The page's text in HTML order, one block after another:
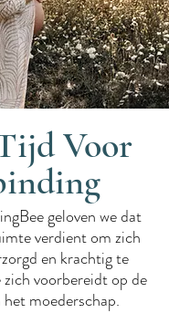
Voor
geloven we dat
verdient om zich
en krachtig te
voorbereidt op de
het moederschap.